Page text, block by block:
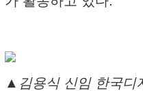
▲김용식 신임 한국디